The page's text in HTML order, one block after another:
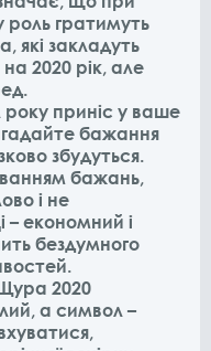
роль гратимуть
які закладуть
2020 рік, але
приніс у ваше
бажання
збудуться.
бажань,
і не
– економний і
бездумного
Щура 2020
а символ –